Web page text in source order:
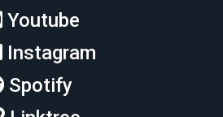
Youtube
Instagram
Spotify